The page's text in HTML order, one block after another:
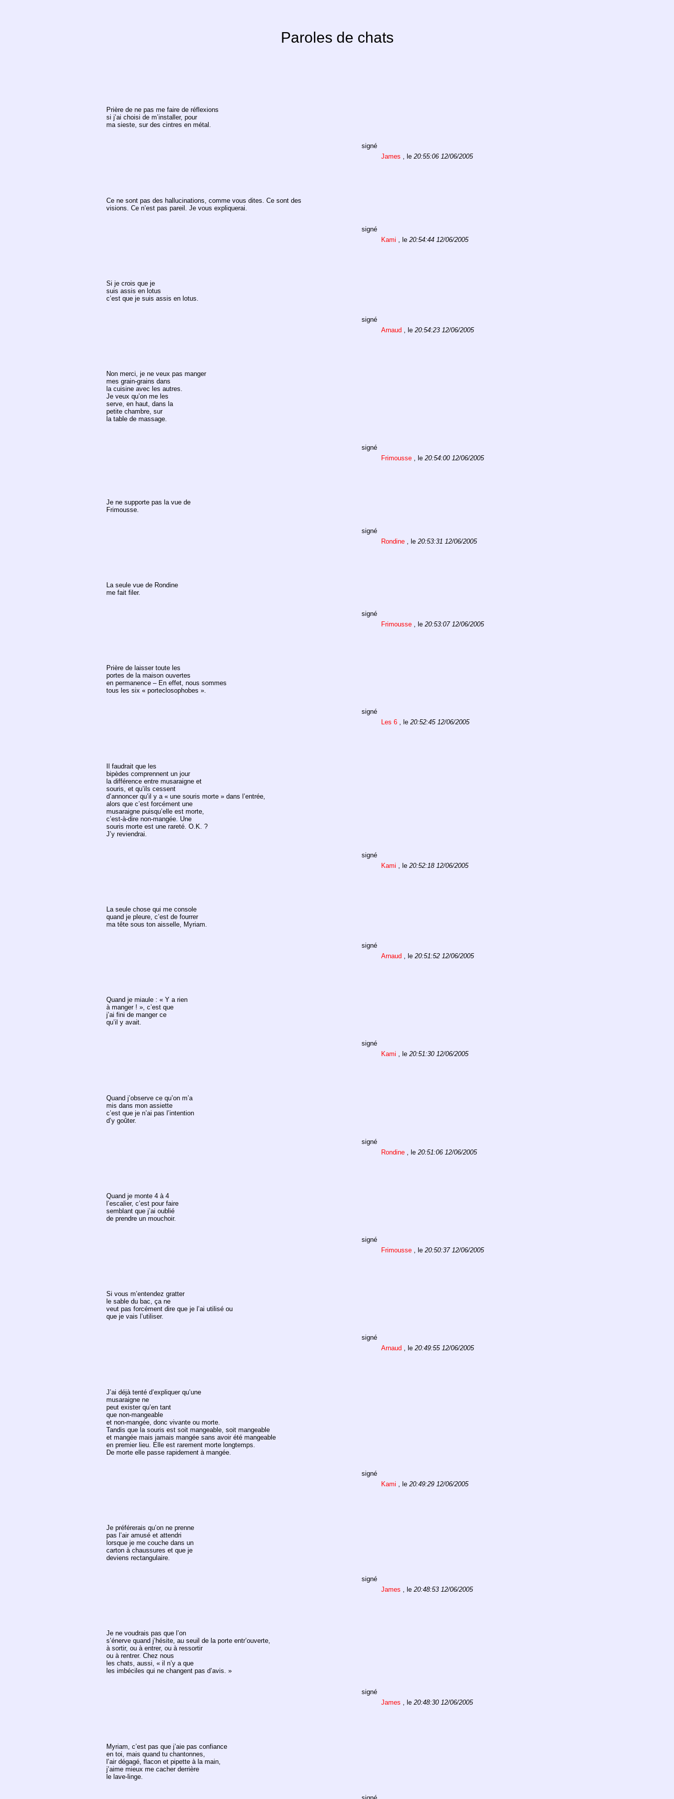
Paroles de chats
Prière de ne pas me faire de réflexions
si j’ai choisi de m’installer, pour
ma sieste, sur des cintres en métal.
signé
James , le 20:55:06 12/06/2005
Ce ne sont pas des hallucinations, comme vous dites. Ce sont des
visions. Ce n’est pas pareil. Je vous expliquerai.
signé
Kami
, le 20:54:44 12/06/2005
Si je crois que je
suis assis en lotus
c’est que je suis assis en lotus.
signé
Arnaud
, le 20:54:23 12/06/2005
Non merci, je ne veux pas manger
mes grain-grains dans
la cuisine avec les autres.
Je veux qu’on me les
serve, en haut, dans la
petite chambre, sur
la table de massage.
signé
Frimousse , le 20:54:00 12/06/2005
Je ne supporte pas la vue de
Frimousse.
signé
Rondine
, le 20:53:31 12/06/2005
La seule vue de Rondine
me fait filer.
signé
Frimousse
, le 20:53:07 12/06/2005
Prière de laisser toute les
portes de la maison ouvertes
en permanence – En effet, nous sommes
tous les six « porteclosophobes ».
signé
Les 6 , le 20:52:45 12/06/2005
Il faudrait que les
bipèdes comprennent un jour
la différence entre musaraigne et
souris, et qu’ils cessent
d’annoncer qu’il y a « une souris morte » dans l’entrée,
alors que c’est forcément une
musaraigne puisqu’elle est morte,
c’est-à-dire non-mangée. Une
souris morte est une rareté. O.K. ?
J’y reviendrai.
signé
Kami
, le 20:52:18 12/06/2005
La seule chose qui me console
quand je pleure, c’est de fourrer
ma tête sous ton aisselle, Myriam.
signé
Arnaud
, le 20:51:52 12/06/2005
Quand je miaule : « Y a rien
à manger ! », c’est que
j’ai fini de manger ce
qu’il y avait.
signé
Kami , le 20:51:30 12/06/2005
Quand j’observe ce qu’on m’a
mis dans mon assiette
c’est que je n’ai pas l’intention
d’y goûter.
signé
Rondine
, le 20:51:06 12/06/2005
Quand je monte 4 à 4
l’escalier, c’est pour faire
semblant que j’ai oublié
de prendre un mouchoir.
signé
Frimousse
, le 20:50:37 12/06/2005
Si vous m’entendez gratter
le sable du bac, ça ne
veut pas forcément dire que je l’ai utilisé ou
que je vais l’utiliser.
signé
Arnaud , le 20:49:55 12/06/2005
J’ai déjà tenté d’expliquer qu’une
musaraigne ne
peut exister qu’en tant
que non-mangeable
et non-mangée, donc vivante ou morte.
Tandis que la souris est soit mangeable, soit mangeable
et mangée mais jamais mangée sans avoir été mangeable
en premier lieu. Elle est rarement morte longtemps.
De morte elle passe rapidement à mangée.
signé
Kami
, le 20:49:29 12/06/2005
Je préférerais qu’on ne prenne
pas l’air amusé et attendri
lorsque je me couche dans un
carton à chaussures et que je
deviens rectangulaire.
signé
James
, le 20:48:53 12/06/2005
Je ne voudrais pas que l’on
s’énerve quand j’hésite, au seuil de la porte entr’ouverte,
à sortir, ou à entrer, ou à ressortir
ou à rentrer. Chez nous
les chats, aussi, « il n’y a que
les imbéciles qui ne changent pas d’avis. »
signé
James , le 20:48:30 12/06/2005
Myriam, c’est pas que j’aie pas confiance
en toi, mais quand tu chantonnes,
l’air dégagé, flacon et pipette à la main,
j’aime mieux me cacher derrière
le lave-linge.